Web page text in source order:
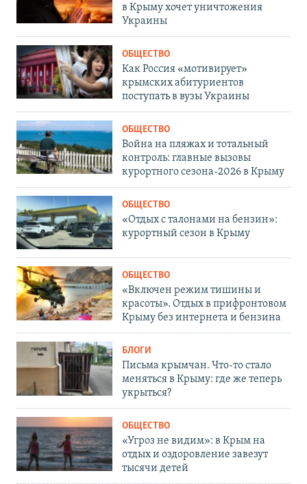
в Крыму хочет уничтожения
Украины
ОБЩЕСТВО
Как Россия «мотивирует»
крымских абитуриентов
поступать в вузы Украины
ОБЩЕСТВО
Война на пляжах и тотальный
контроль: главные вызовы
курортного сезона-2026 в Крыму
ОБЩЕСТВО
«Отдых с талонами на бензин»:
курортный сезон в Крыму
ОБЩЕСТВО
«Включен режим тишины и
красоты». Отдых в прифронтовом
Крыму без интернета и бензина
БЛОГИ
Письма крымчан. Что-то стало
меняться в Крыму: где же теперь
укрыться?
ОБЩЕСТВО
«Угроз не видим»: в Крым на
отдых и оздоровление завезут
тысячи детей